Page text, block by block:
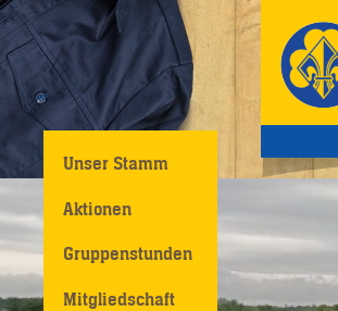
Unser Stamm
Aktionen
Gruppenstunden
Mitgliedschaft